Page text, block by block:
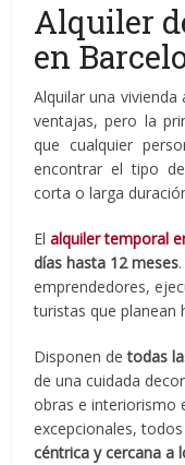
Alquiler
en
Alquilar una
ventajas, pero la
que cualquier
encontrar el tipo
corta o larga
Elalquiler temporal
días hasta 12 meses
emprendedores,
turistas que planean
Disponen detodas
de una cuidada
obras e interiorismo
excepcionales,
céntrica y cercana a